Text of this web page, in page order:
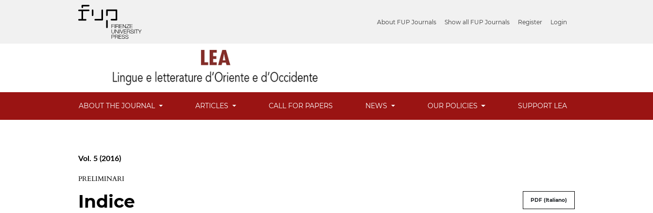
About FUP Journals Show all FUP Journals Register Login
ABOUT THE JOURNAL ARTICLES CALL FOR PAPERS NEWS OUR POLICIES SUPPORT LEA
Vol. 5 (2016)
PRELIMINARI
Indice PDF (Italiano)